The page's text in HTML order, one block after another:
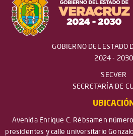
GOBIERNO DEL ESTADO
2024 - 2030
SECVER
SECRETARÍA DE
Avenida Enrique C. Rébsamen
presidentes y calle universitario